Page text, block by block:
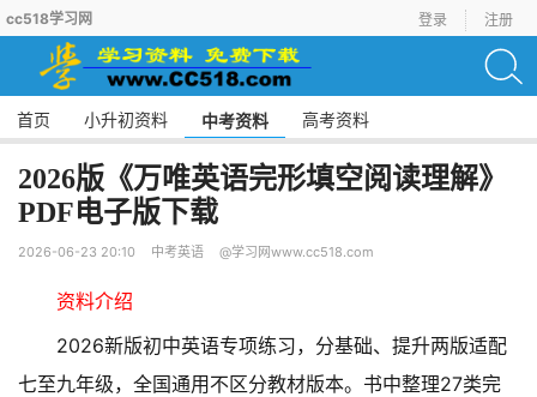
cc518学习网 登录 注册
首页 小升初资料 中考资料 高考资料
2026版《万唯英语完形填空阅读理解》
PDF电子版下载
2026-06-23 20:10 中考英语 @学习网www.cc518.com
资料介绍
2026新版初中英语专项练习，分基础、提升两版适配
七至九年级，全国通用不区分教材版本。书中整理27类完